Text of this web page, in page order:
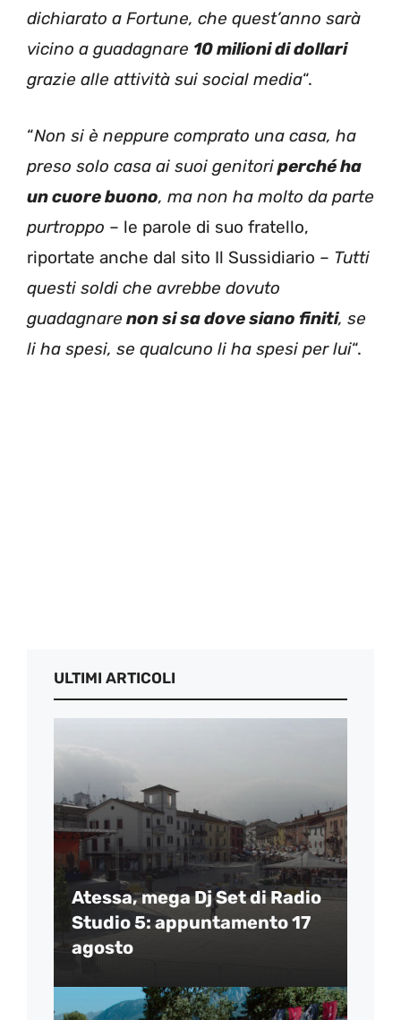
dichiarato a Fortune, che quest’anno sarà
vicino a guadagnare 10 milioni di dollari
grazie alle attività sui social media“.
“Non si è neppure comprato una casa, ha
preso solo casa ai suoi genitoriperché ha
un cuore buono, ma non ha molto da parte
purtroppo – le parole di suo fratello,
riportate anche dal sito Il Sussidiario – Tutti
questi soldi che avrebbe dovuto
guadagnare non si sa dove siano finiti, se
li ha spesi, se qualcuno li ha spesi per lui“.
ULTIMI ARTICOLI
Atessa, mega Dj Set di Radio
Studio 5: appuntamento 17
agosto